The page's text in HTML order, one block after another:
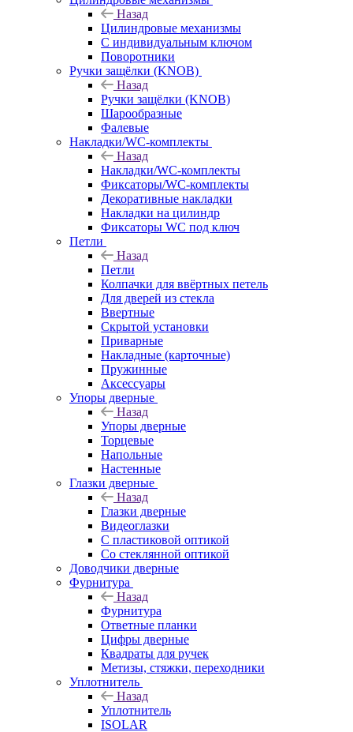
Назад
Цилиндровые механизмы
С индивидуальным ключом
Поворотники
Ручки защёлки (KNOB)
Назад
Ручки защёлки (KNOB)
Шарообразные
Фалевые
Накладки/WC-комплекты
Назад
Накладки/WC-комплекты
Фиксаторы/WC-комплекты
Декоративные накладки
Накладки на цилиндр
Фиксаторы WC под ключ
Петли
Назад
Петли
Колпачки для ввёртных петель
Для дверей из стекла
Ввертные
Скрытой установки
Приварные
Накладные (карточные)
Пружинные
Аксессуары
Упоры дверные
Назад
Упоры дверные
Торцевые
Напольные
Настенные
Глазки дверные
Назад
Глазки дверные
Видеоглазки
С пластиковой оптикой
Со стеклянной оптикой
Доводчики дверные
Фурнитура
Назад
Фурнитура
Ответные планки
Цифры дверные
Квадраты для ручек
Метизы, стяжки, переходники
Уплотнитель
Назад
Уплотнитель
ISOLAR